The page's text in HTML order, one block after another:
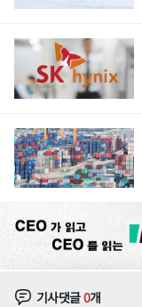
기사댓글0개